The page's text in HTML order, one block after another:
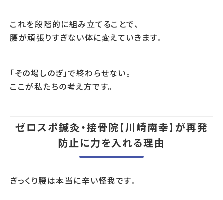
これを段階的に組み立てることで、
腰が頑張りすぎない体に変えていきます。
「その場しのぎ」で終わらせない。
ここが私たちの考え方です。
ゼロスポ鍼灸・接骨院【川崎南幸】が再発
防止に力を入れる理由
ぎっくり腰は本当に辛い怪我です。